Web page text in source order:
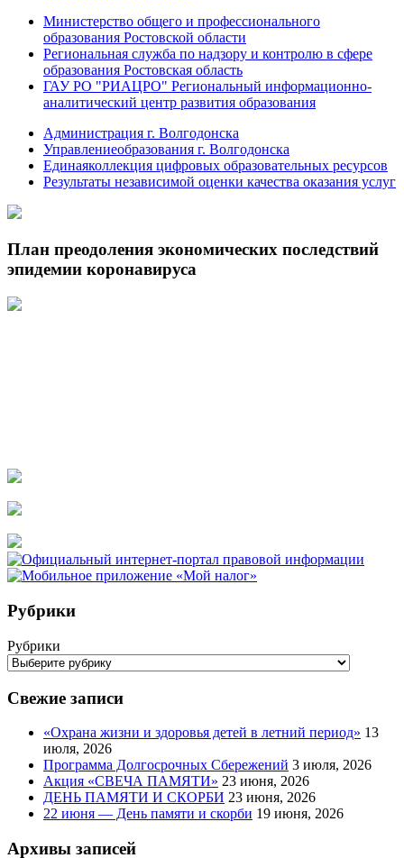
Министерство общего и профессионального
образования Ростовской области
Региональная служба по надзору и контролю в сфере
образования Ростовская область
ГАУ РО "РИАЦРО" Региональный информационно-
аналитический центр развития образования
Администрация г. Волгодонска
Управлениеобразования г. Волгодонска
Единаяколлекция цифровых образовательных ресурсов
Результаты независимой оценки качества оказания услуг
План преодоления экономических последствий
эпидемии коронавируса
Рубрики
Рубрики
Свежие записи
«Охрана жизни и здоровья детей в летний период» 13
июля, 2026
Программа Долгосрочных Сбережений 3 июля, 2026
Акция «СВЕЧА ПАМЯТИ» 23 июня, 2026
ДЕНЬ ПАМЯТИ И СКОРБИ 23 июня, 2026
22 июня — День памяти и скорби 19 июня, 2026
Архивы записей